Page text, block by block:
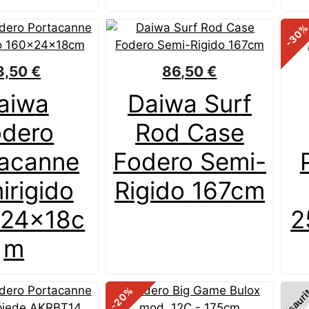
m
€
Daiwa Surf
Rod Case
Fodero Semi-
Rigido 167cm
86,50€
-30
%
-20
%